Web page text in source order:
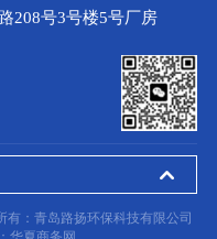
208号3号楼5号厂房
有：青岛路扬环保科技有限公司